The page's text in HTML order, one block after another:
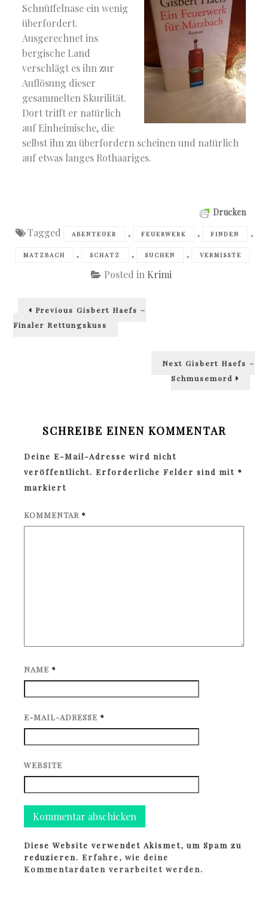
Schnüffelnase ein wenig
überfordert.
Ausgerechnet ins
bergische Land
verschlägt es ihn zur
Auflösung dieser
gesammelten Skurilität.
Dort trifft er natürlich
auf Einheimische, die
selbst ihn zu überfordern scheinen und natürlich
auf etwas langes Rothaariges.
Drucken
Tagged ABENTEUER , FEUERWERK , FINDEN ,
MATZBACH , SCHATZ , SUCHEN , VERMISSTE
Posted in Krimi
Beitragsnavigation
Previous Previous
Gisbert Haefs –
Finaler Rettungskuss
Next Next
Gisbert Haefs –
Schmusemord
SCHREIBE EINEN KOMMENTAR
Deine E-Mail-Adresse wird nicht
veröffentlicht. Erforderliche Felder sind mit *
markiert
KOMMENTAR *
NAME *
E-MAIL-ADRESSE *
WEBSITE
Diese Website verwendet Akismet, um Spam zu
reduzieren.Erfahre, wie deine
Kommentardaten verarbeitet werden.